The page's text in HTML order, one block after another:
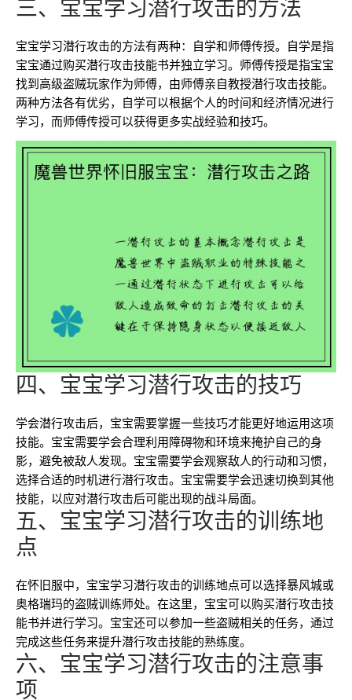
三、宝宝学习潜行攻击的方法
宝宝学习潜行攻击的方法有两种：自学和师傅传授。自学是指
宝宝通过购买潜行攻击技能书并独立学习。师傅传授是指宝宝
找到高级盗贼玩家作为师傅，由师傅亲自教授潜行攻击技能。
两种方法各有优劣，自学可以根据个人的时间和经济情况进行
学习，而师傅传授可以获得更多实战经验和技巧。
四、宝宝学习潜行攻击的技巧
学会潜行攻击后，宝宝需要掌握一些技巧才能更好地运用这项
技能。宝宝需要学会合理利用障碍物和环境来掩护自己的身
影，避免被敌人发现。宝宝需要学会观察敌人的行动和习惯，
选择合适的时机进行潜行攻击。宝宝需要学会迅速切换到其他
技能，以应对潜行攻击后可能出现的战斗局面。
五、宝宝学习潜行攻击的训练地
点
在怀旧服中，宝宝学习潜行攻击的训练地点可以选择暴风城或
奥格瑞玛的盗贼训练师处。在这里，宝宝可以购买潜行攻击技
能书并进行学习。宝宝还可以参加一些盗贼相关的任务，通过
完成这些任务来提升潜行攻击技能的熟练度。
六、宝宝学习潜行攻击的注意事
项